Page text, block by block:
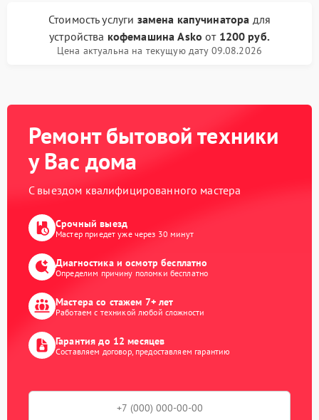
Стоимость услуги замена капучинатора для
устройства кофемашина Asko от 1200 руб.
Цена актуальна на текущую дату 09.08.2026
Ремонт бытовой техники
у Вас дома
С выездом квалифицированного мастера
Срочный выезд
Мастер приедет уже через 30 минут
Диагностика и осмотр бесплатно
Определим причину поломки бесплатно
Мастера со стажем 7+ лет
Работаем с техникой любой сложности
Гарантия до 12 месяцев
Составляем договор, предоставляем гарантию